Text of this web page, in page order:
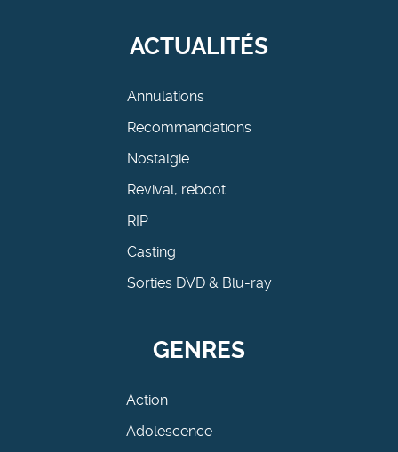
ACTUALITÉS
Annulations
Recommandations
Nostalgie
Revival, reboot
RIP
Casting
Sorties DVD & Blu-ray
GENRES
Action
Adolescence